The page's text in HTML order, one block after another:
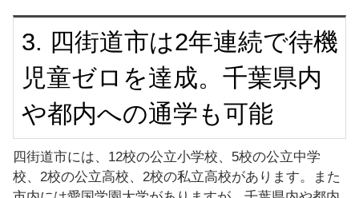
3. 四街道市は2年連続で待機
児童ゼロを達成。千葉県内
や都内への通学も可能
四街道市には、12校の公立小学校、5校の公立中学
校、2校の公立高校、2校の私立高校があります。また